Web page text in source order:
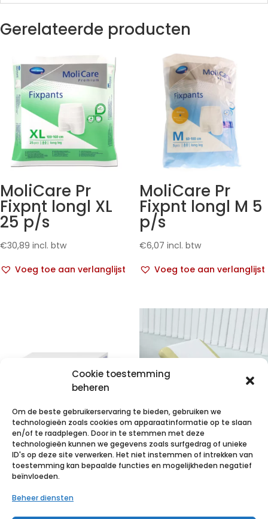
Cookie toestemming
beheren
Om de beste gebruikerservaring te bieden, gebruiken we
technologieën zoals cookies om apparaatinformatie op te slaan
en/of te raadplegen. Door in te stemmen met deze
technologieën kunnen we gegevens zoals surfgedrag of unieke
ID's op deze site verwerken. Het niet instemmen of intrekken van
toestemming kan bepaalde functies en mogelijkheden negatief
beïnvloeden.
Beheer diensten
Gerelateerde producten
MoliCare Pr
Fixpnt longl XL
25 p/s
€30,89 incl. btw
Voeg toe aan verlanglijst
MoliCare Pr
Fixpnt longl M 5
p/s
€6,07 incl. btw
Voeg toe aan verlanglijst
VALAPROTECT
basic 80x210cm
4×25 p/s
VALAROLL duo
59cmx50m 2lg